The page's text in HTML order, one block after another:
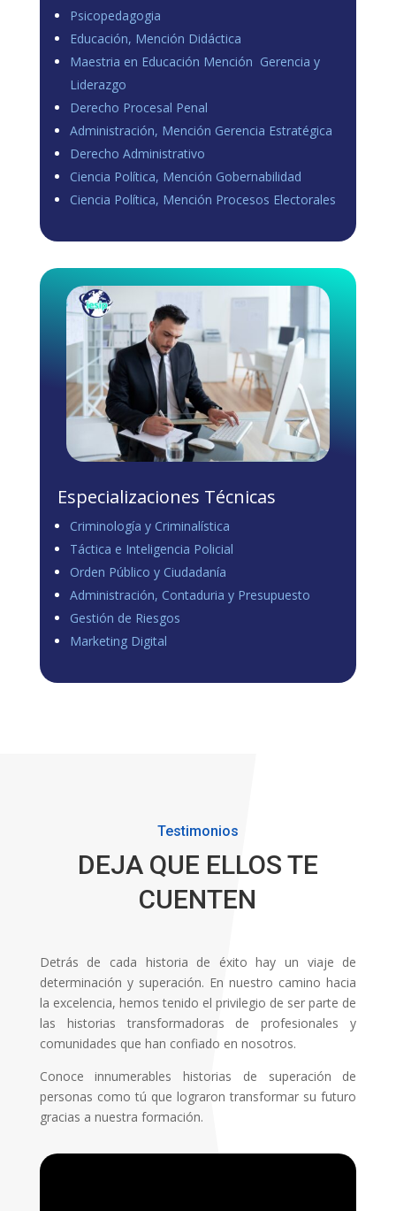
Psicopedagogia
Educación, Mención Didáctica
Maestria en Educación Mención Gerencia y
Liderazgo
Derecho Procesal Penal
Administración, Mención Gerencia Estratégica
Derecho Administrativo
Ciencia Política, Mención Gobernabilidad
Ciencia Política, Mención Procesos Electorales
Especializaciones Técnicas
Criminología y Criminalística
Táctica e Inteligencia Policial
Orden Público y Ciudadanía
Administración, Contaduria y Presupuesto
Gestión de Riesgos
Marketing Digital
Testimonios
DEJA QUE ELLOS TE
CUENTEN
Detrás de cada historia de éxito hay un viaje de
determinación y superación. En nuestro camino hacia
la excelencia, hemos tenido el privilegio de ser parte de
las historias transformadoras de profesionales y
comunidades que han confiado en nosotros.
Conoce innumerables historias de superación de
personas como tú que lograron transformar su futuro
gracias a nuestra formación.